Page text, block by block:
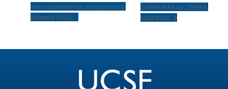
datos cuantitativos. Introducción al
Software SPSS
CARRERAS de OBERÁ,
MISIONES